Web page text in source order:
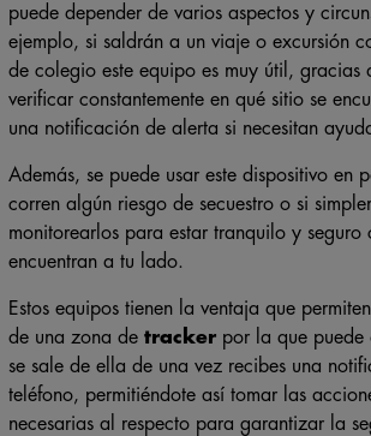
puede depender de varios aspectos y
ejemplo, si saldrán a un viaje o excursión
de colegio este equipo es muy útil, gracias
verificar constantemente en qué sitio se
una notificación de alerta si necesitan
Además, se puede usar este dispositivo en
corren algún riesgo de secuestro o si
monitorearlos para estar tranquilo y seguro
encuentran a tu lado.
Estos equipos tienen la ventaja que
de una zona de trackerpor la que puede
se sale de ella de una vez recibes una
teléfono, permitiéndote así tomar las
necesarias al respecto para garantizar la